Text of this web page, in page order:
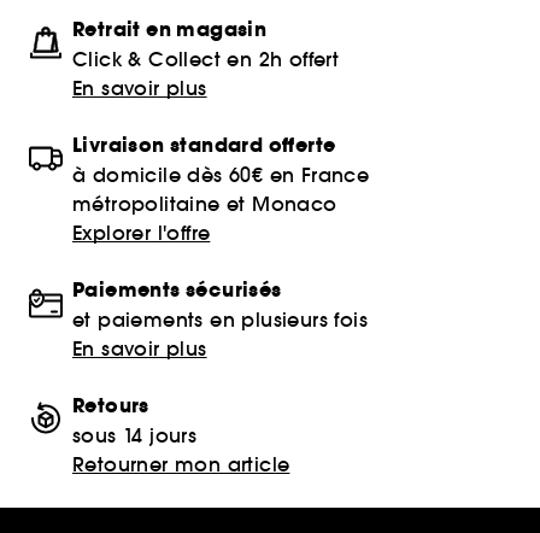
Retrait en magasin
Click & Collect en 2h offert
En savoir plus
Livraison standard offerte
à domicile dès 60€ en France
métropolitaine et Monaco
Explorer l'offre
Paiements sécurisés
et paiements en plusieurs fois
En savoir plus
Retours
sous 14 jours
Retourner mon article